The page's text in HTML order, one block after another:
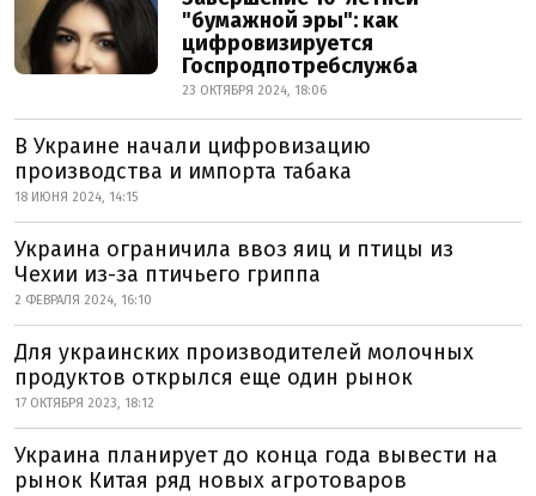
"бумажной эры": как
цифровизируется
Госпродпотребслужба
23 ОКТЯБРЯ 2024, 18:06
В Украине начали цифровизацию
производства и импорта табака
18 ИЮНЯ 2024, 14:15
Украина ограничила ввоз яиц и птицы из
Чехии из-за птичьего гриппа
2 ФЕВРАЛЯ 2024, 16:10
Для украинских производителей молочных
продуктов открылся еще один рынок
17 ОКТЯБРЯ 2023, 18:12
Украина планирует до конца года вывести на
рынок Китая ряд новых агротоваров